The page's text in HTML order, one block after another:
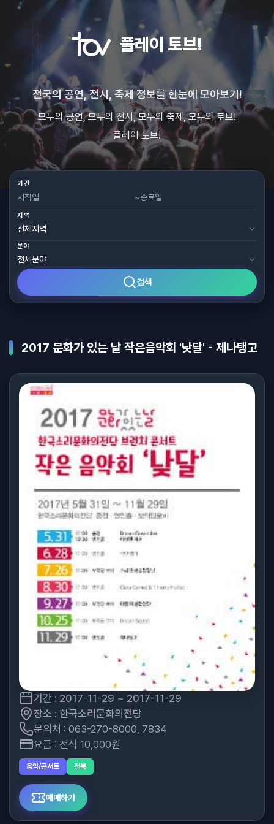
플레이 토브!
전국의 공연, 전시, 축제 정보를 한눈에 모아보기!
모두의 공연, 모두의 전시, 모두의 축제, 모두의 토브!
플레이 토브!
기간
~
지역
분야
검색
2017 문화가 있는 날 작은음악회 '낮달' - 제나탱고
기간 : 2017-11-29 ~ 2017-11-29
장소 : 한국소리문화의전당
문의처 : 063-270-8000, 7834
요금 : 전석 10,000원
음악/콘서트 전북
예매하기